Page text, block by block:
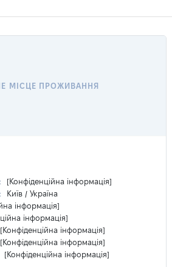
МІСЦЕ ПРОЖИВАННЯ
[Конфіденційна інформація]
Київ / Україна
інформація]
інформація]
[Конфіденційна інформація]
[Конфіденційна інформація]
[Конфіденційна інформація]